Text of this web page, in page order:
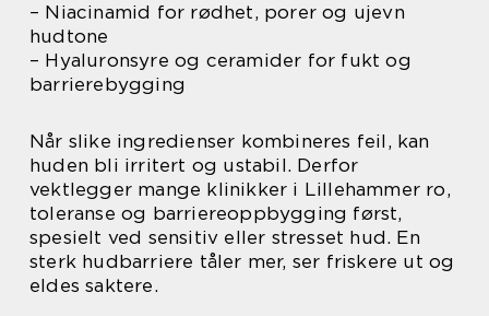
– Niacinamid for rødhet, porer og ujevn
hudtone
– Hyaluronsyre og ceramider for fukt og
barrierebygging
Når slike ingredienser kombineres feil, kan
huden bli irritert og ustabil. Derfor
vektlegger mange klinikker i Lillehammer ro,
toleranse og barriereoppbygging først,
spesielt ved sensitiv eller stresset hud. En
sterk hudbarriere tåler mer, ser friskere ut og
eldes saktere.